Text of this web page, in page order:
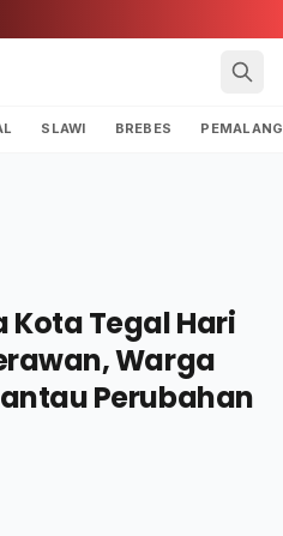
SLAWI BREBES PEMALANG
Kota Tegal Hari
Warga
Perubahan